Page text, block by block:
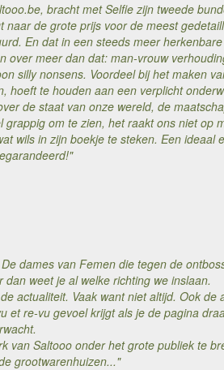
bracht met Selfie zijn tweede
de grote prijs voor de meest
En dat in een steeds meer
meer dan dat: man-vrouw
silly nonsens. Voordeel bij het maken
hoeft te houden aan een verplicht
de staat van onze wereld, de
om te zien, het raakt ons niet op
wils in zijn boekje te steken. Een
dames van Femen die tegen de
weet je al welke richting we inslaan.
actualiteit. Vaak want niet altijd. Ook
et re-vu gevoel krijgt als je de pagina
van Saltooo onder het grote publiek te
grootwarenhuizen..."